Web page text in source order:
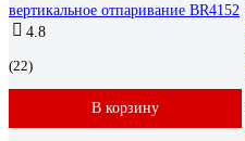
вертикальное отпаривание BR4152
4.8
(22)
В корзину